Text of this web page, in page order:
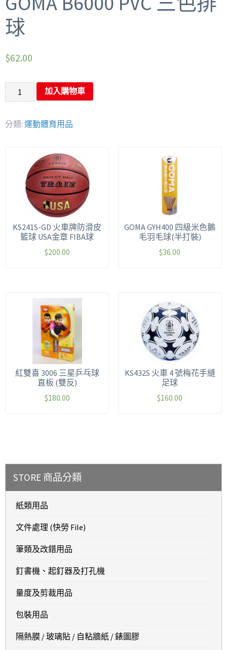
球
$62.00
加入購物車
分類: 運動體育用品
KS241S-GD 火車牌防滑皮
籃球 USA金章 FIBA球
$200.00
GOMA GYH400 四級米色鵝
毛羽毛球(半打裝)
$36.00
紅雙喜 3006 三星乒乓球
直板 (雙反)
$180.00
KS432S 火車 4 號梅花手縫
足球
$160.00
STORE 商品分類
紙類用品
文件處理 (快勞 File)
筆類及改錯用品
釘書機、起釘器及打孔機
量度及剪裁用品
包裝用品
隔熱膜 / 玻璃貼 / 自粘牆紙 / 錶圖膠